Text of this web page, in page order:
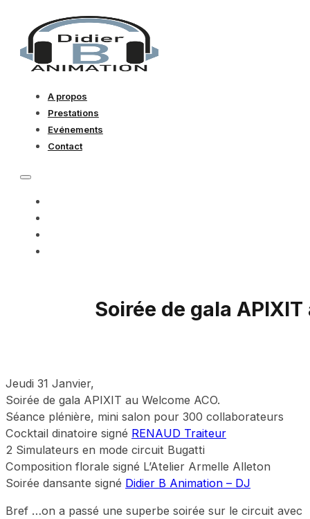
A propos
Prestations
Evénements
Contact
Soirée de gala
Jeudi 31 Janvier,
Soirée de gala APIXIT au Welcome ACO.
Séance plénière, mini salon pour 300 collaborateurs
Cocktail dinatoire signé RENAUD Traiteur
2 Simulateurs en mode circuit Bugatti
Composition florale signé L’Atelier Armelle Alleton
Soirée dansante signé Didier B Animation – DJ
Bref …on a passé une superbe soirée sur le circuit avec